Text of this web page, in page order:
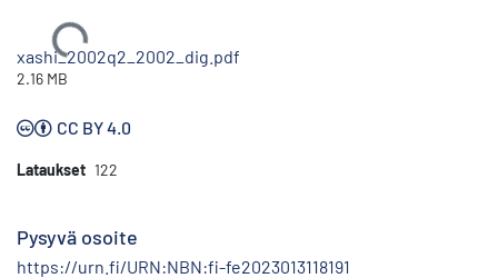
Ladataan...
xashi_2002q2_2002_dig.pdf
2.16 MB
CC BY 4.0
Lataukset 122
Pysyvä osoite
https://urn.fi/URN:NBN:fi-fe2023013118191